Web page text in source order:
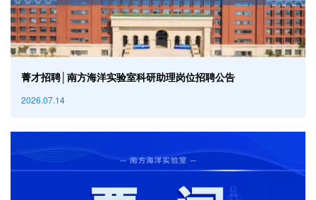
菁才招聘│南方海洋实验室科研助理岗位招聘公告
2026.07.14